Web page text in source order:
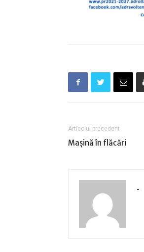
Articolul precedent
Maşină în flăcări
-